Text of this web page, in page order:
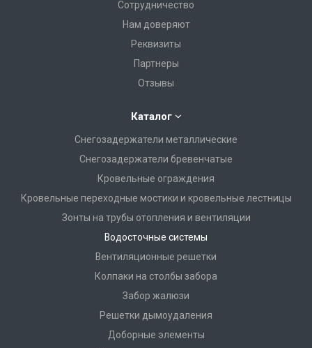
Сотрудничество
Нам доверяют
Реквизиты
Партнеры
Отзывы
Каталог
Снегозадержатели металлические
Снегозадержатели бревенчатые
Кровельные ограждения
Кровельные переходные мостики и кровельные лестницы
Зонты на трубы отопления и вентиляции
Водосточные системы
Вентиляционные решетки
Колпаки на столбы забора
Забор жалюзи
Решетки дымоудаления
Доборные элементы